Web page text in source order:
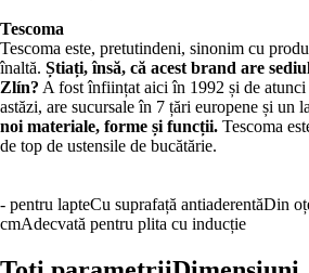
Tescoma
Tescoma este, pretutindeni, sinonim cu
înaltă. Știați, însă, că acest brand are
Zlín? A fost înființat aici în 1992 și de atunci
astăzi, are sucursale în 7 țări europene și un
noi materiale, forme și funcții. Tescoma
de top de ustensile de bucătărie.
- pentru lapteCu suprafață antiaderentăDin
cmAdecvată pentru plita cu inducție